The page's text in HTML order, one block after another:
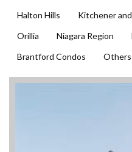
Halton Hills
Kitchener
Orillia
Niagara Region
Brantford Condos
Others